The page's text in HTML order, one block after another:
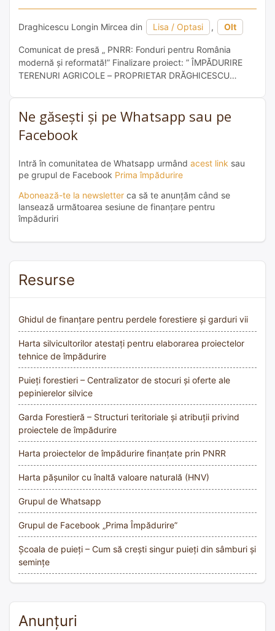
Draghicescu Longin Mircea din Lisa / Optasi , Olt
Comunicat de presă „ PNRR: Fonduri pentru România
modernă și reformată!” Finalizare proiect: ” ÎMPĂDURIRE
TERENURI AGRICOLE – PROPRIETAR DRĂGHICESCU
reformă/investiție: DRĂGHICESCU LONGIN-MIRCEA, în
calitate de beneficiar, anunță finalizarea proiectului intitulat
” ÎMPĂDURIRE TERENURI AGRICOLE – PROPRIETAR
DRĂGHICESCU LONGIN-MIRCEA”, contract de finanțare nr.
Național pentru […]
Ne găsești și pe Whatsapp sau pe
Facebook
Intră în comunitatea de Whatsapp urmând acest link sau
pe grupul de Facebook Prima împădurire
Abonează-te la newsletter ca să te anunțăm când se
lansează următoarea sesiune de finanțare pentru
împăduriri
Resurse
Ghidul de finanțare pentru perdele forestiere și garduri vii
Harta silvicultorilor atestați pentru elaborarea proiectelor
tehnice de împădurire
Puieți forestieri – Centralizator de stocuri și oferte ale
pepinierelor silvice
Garda Forestieră – Structuri teritoriale și atribuții privind
proiectele de împădurire
Harta proiectelor de împădurire finanțate prin PNRR
Harta pășunilor cu înaltă valoare naturală (HNV)
Grupul de Whatsapp
Grupul de Facebook „Prima Împădurire”
Școala de puieți – Cum să crești singur puieți din sâmburi și
semințe
Anunțuri